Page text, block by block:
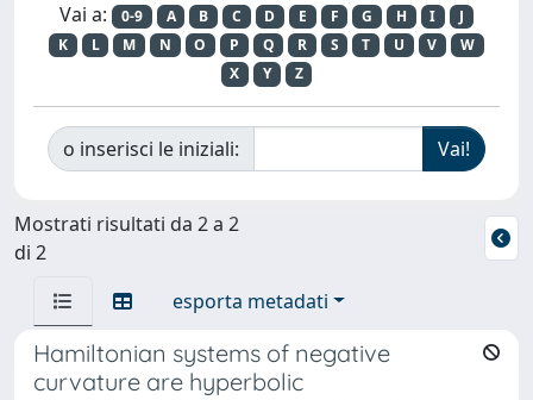
Vai a: 0-9 A B C D E F G H I
J
K
L M N O P Q R S T U V
W
X
Y Z
o inserisci le iniziali:
Mostrati risultati da 2 a 2
di 2
esporta metadati
Hamiltonian systems of negative
curvature are hyperbolic